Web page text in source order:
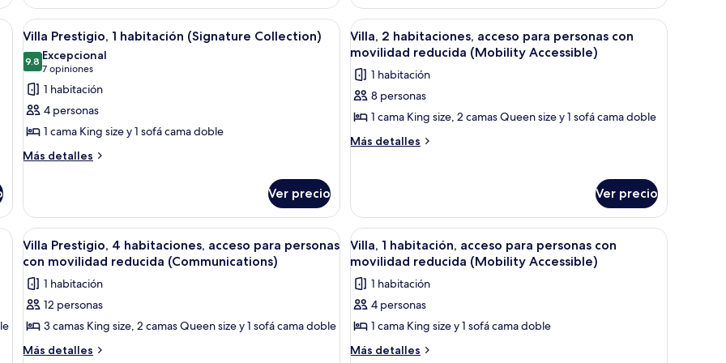
habitación
cama grande, dos mesitas de noche con lámparas, un escritorio y una silla.
Abrir
todas
las
fotos
de
Villa
Prestigio,
1
Collection)
Una habitación de hotel con una cama grande, dos mesitas de noche con lámparas, un escritorio y una silla.
7
Villa Prestigio, 1 habitación (Signature Collection)
9.89.8 de 10
Excepcional
7 opiniones
(7
opiniones)
1 habitación
4 personas
1 cama King size y 1 sofá cama doble
Más detalles
Más
Prestigio,
habitación
(Signature
Ver precio
Abrir
todas
las
fotos
de
Villa,
2
personas
con
movilidad
reducida
(Mobility
Accessible)
Habitación de hotel con dos camas, un
13
Villa, 2 habitaciones, acceso para personas con
movilidad reducida (Mobility Accessible)
1 habitación
8 personas
1 cama King size, 2 camas Queen size y 1 sofá cama doble
Más detalles
Más
habitaciones,
acceso
para
personas
movilidad
reducida
(Mobility
Accessible)
Ver precio
una mesita de noche y dos lámparas fijadas a la pared. Se observan dos cuadros y una ventana que ofrece vistas al cielo.
Abrir
todas
las
fotos
de
Villa
Prestigio,
Habitación de hotel con dos camas, una mesita de noche y dos lámparas fijadas a la pared. Se observan dos
6
Villa Prestigio, 4 habitaciones, acceso para personas
con movilidad reducida (Communications)
1 habitación
12 personas
3 camas King size, 2 camas Queen size y 1 sofá cama doble
Más detalles
Más
Abrir
todas
las
fotos
de
Villa,
1
Una cocina moderna con armarios blancos,
14
Villa, 1 habitación, acceso para personas con
movilidad reducida (Mobility Accessible)
1 habitación
4 personas
1 cama King size y 1 sofá cama doble
Más detalles
Más